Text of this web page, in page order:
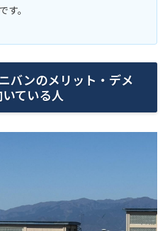
。
バンのメリット・デメ
ている人